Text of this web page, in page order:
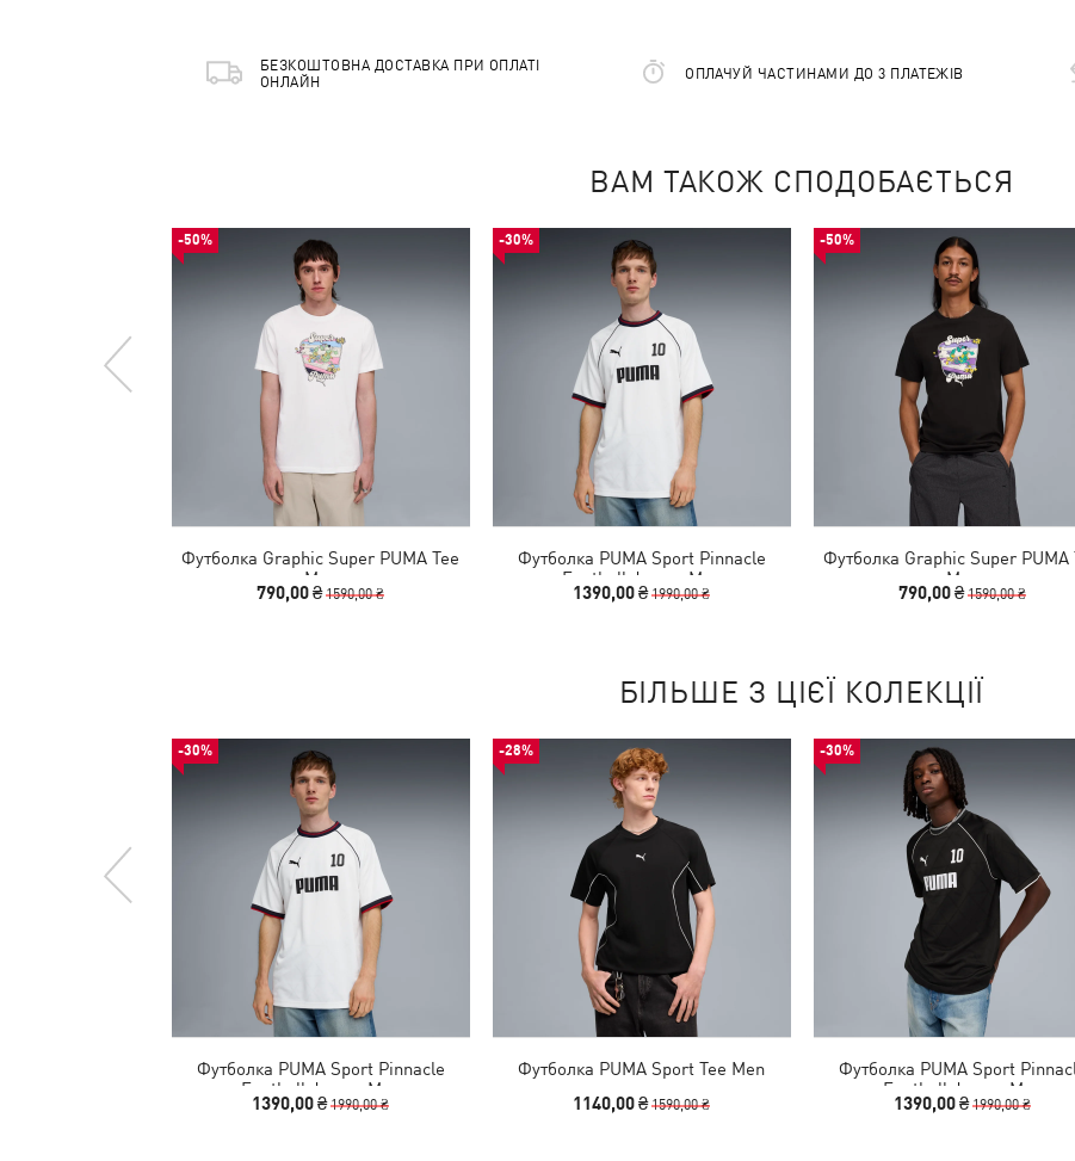
БЕЗКОШТОВНА ДОСТАВКА ПРИ ОПЛАТІ
ОНЛАЙН
ОПЛАЧУЙ ЧАСТИНАМИ ДО 3 ПЛАТЕЖІВ
ВАМ ТАКОЖ СПОДОБАЄТЬСЯ
-50%
Футболка Graphic Super PUMA Tee
Men
790,00 ₴1590,00 ₴
-30%
Футболка PUMA Sport Pinnacle
Football Jersey Men
1390,00 ₴1990,00 ₴
-50%
Футболка Graphic Super PUMA
Men
790,00 ₴1590,00 ₴
БІЛЬШЕ З ЦІЄЇ КОЛЕКЦІЇ
-30%
Футболка PUMA Sport Pinnacle
Football Jersey Men
1390,00 ₴1990,00 ₴
-28%
Футболка PUMA Sport Tee Men
1140,00 ₴1590,00 ₴
-30%
Футболка PUMA Sport
Football Jersey Men
1390,00 ₴1990,00 ₴